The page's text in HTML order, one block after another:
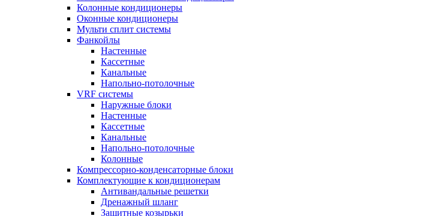
Колонные кондиционеры
Оконные кондиционеры
Мульти сплит системы
Фанкойлы
Настенные
Кассетные
Канальные
Напольно-потолочные
VRF системы
Наружные блоки
Настенные
Кассетные
Канальные
Напольно-потолочные
Колонные
Компрессорно-конденсаторные блоки
Комплектующие к кондиционерам
Антивандальные решетки
Дренажный шланг
Защитные козырьки